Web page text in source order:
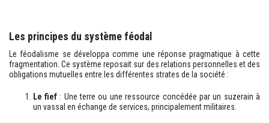
Les principes du système féodal
Le féodalisme se développa comme une réponse pragmatique à cette
fragmentation. Ce système reposait sur des relations personnelles et des
obligations mutuelles entre les différentes strates de la société :
Le fief : Une terre ou une ressource concédée par un suzerain à
un vassal en échange de services, principalement militaires.